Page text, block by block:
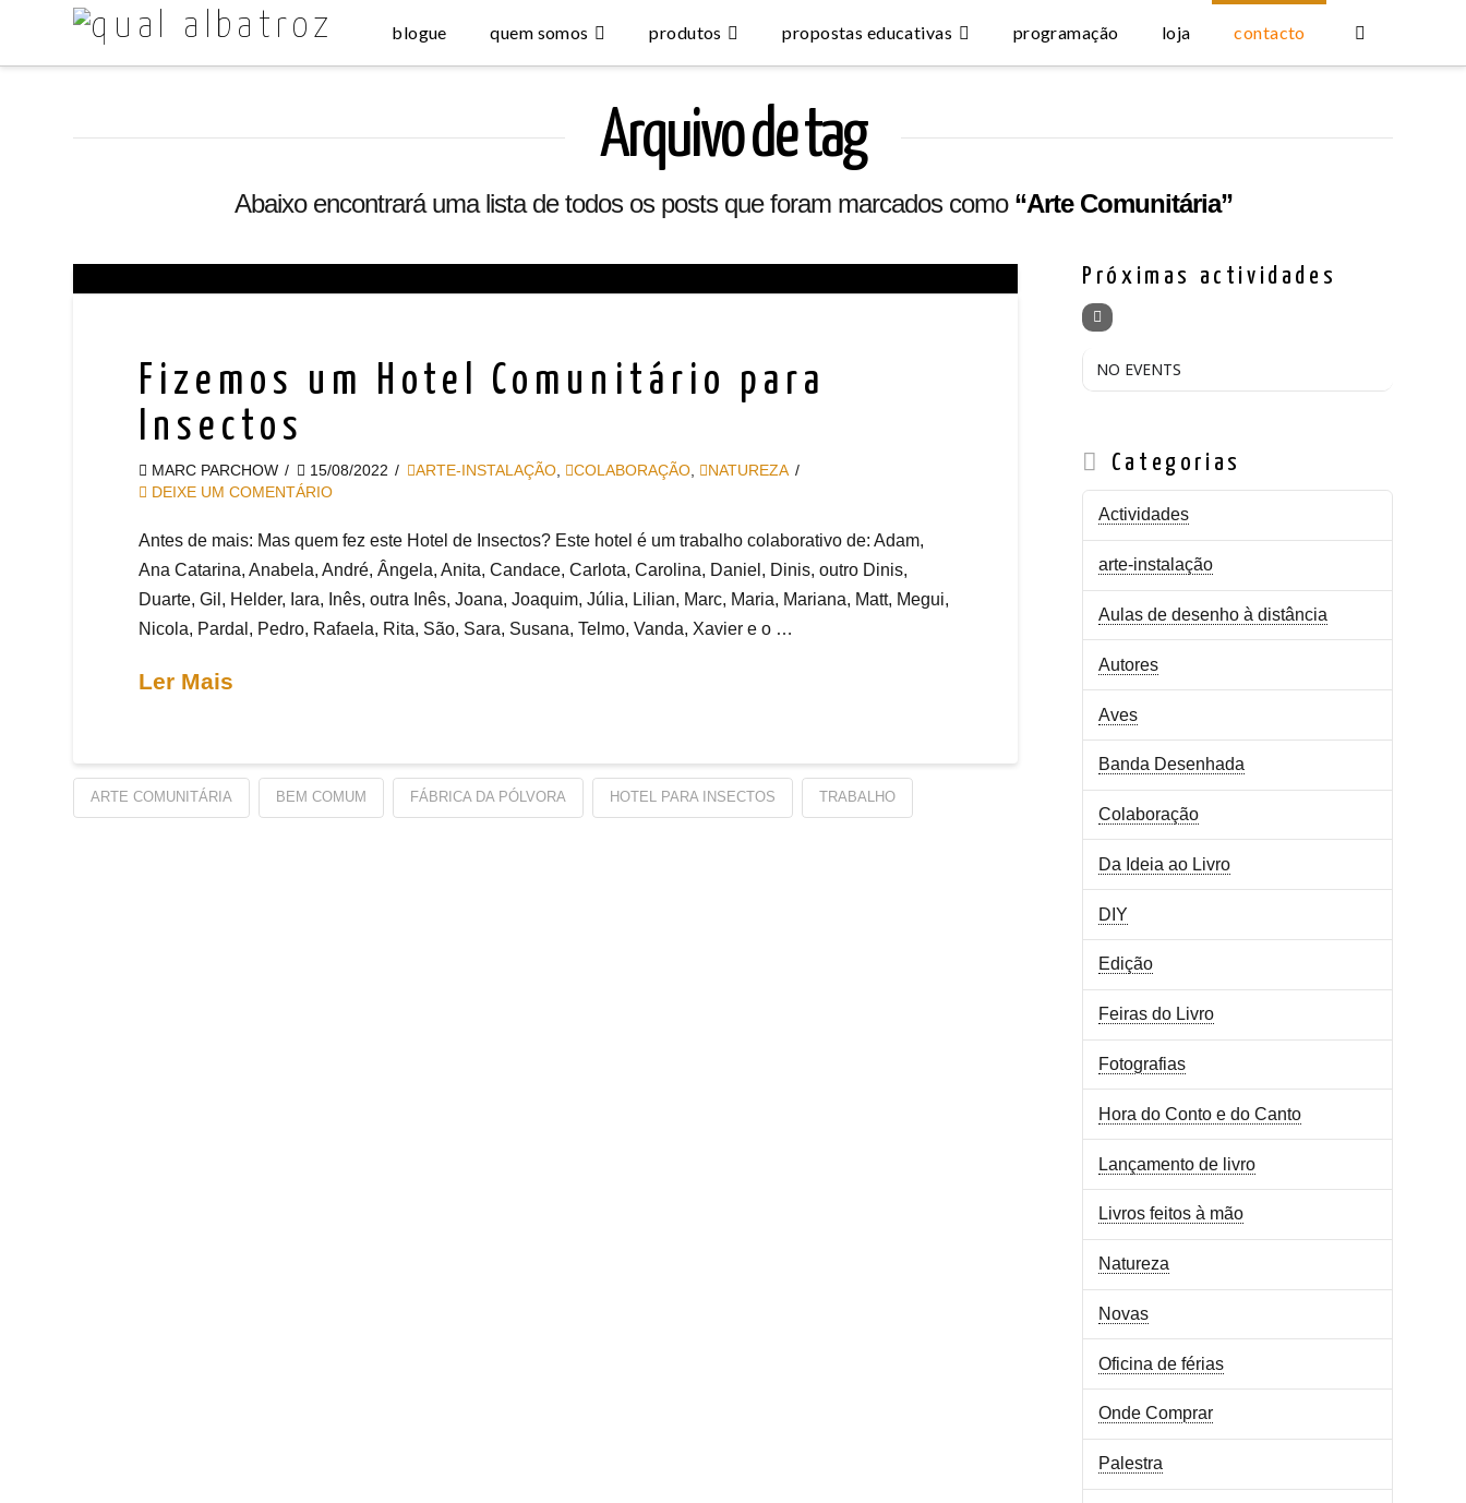
blogue quem somos produtos propostas educativas programação loja contacto
Arquivo de tag
Abaixo encontrará uma lista de todos os posts que foram marcados como “Arte Comunitária”
Fizemos um Hotel Comunitário para
Insectos
MARC PARCHOW 15/08/2022 ARTE-INSTALAÇÃO, COLABORAÇÃO,
NATUREZA
DEIXE UM COMENTÁRIO
Antes de mais: Mas quem fez este Hotel de Insectos? Este hotel é um trabalho colaborativo de: Adam,
Ana Catarina, Anabela, André, Ângela, Anita, Candace, Carlota, Carolina, Daniel, Dinis, outro Dinis,
Duarte, Gil, Helder, Iara, Inês, outra Inês, Joana, Joaquim, Júlia, Lilian, Marc, Maria, Mariana, Matt, Megui,
Nicola, Pardal, Pedro, Rafaela, Rita, São, Sara, Susana, Telmo, Vanda, Xavier e o …
Ler Mais
ARTE COMUNITÁRIA BEM COMUM FÁBRICA DA PÓLVORA HOTEL PARA INSECTOS TRABALHO
Próximas actividades
NO EVENTS
Categorias
Actividades
arte-instalação
Aulas de desenho à distância
Autores
Aves
Banda Desenhada
Colaboração
Da Ideia ao Livro
DIY
Edição
Feiras do Livro
Fotografias
Hora do Conto e do Canto
Lançamento de livro
Livros feitos à mão
Natureza
Novas
Oficina de férias
Onde Comprar
Palestra